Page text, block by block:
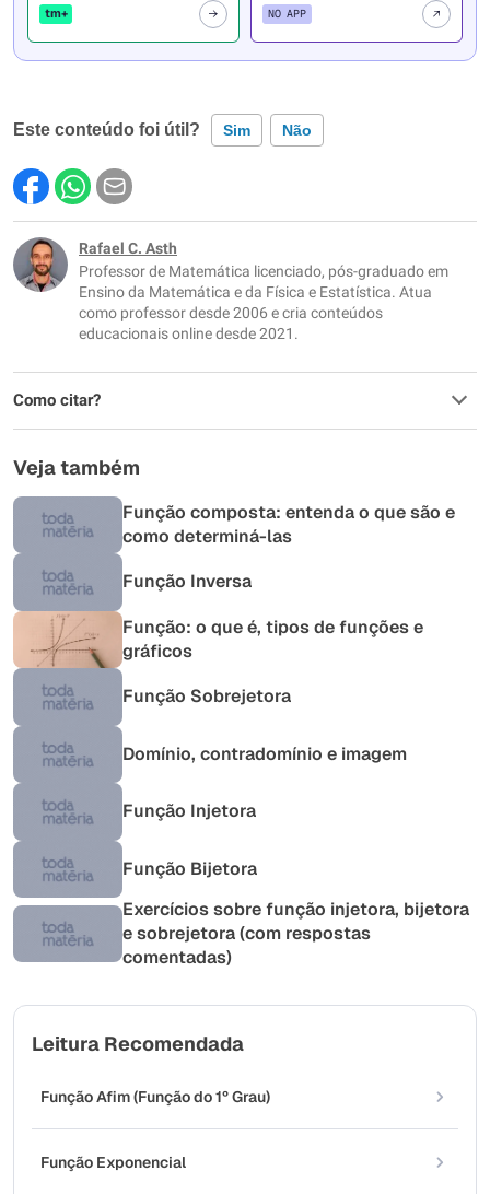
tm+ NO APP
Este conteúdo foi útil? Sim Não
Este conteúdo contém informação incorreta
Este conteúdo não tem a informação que procuro
Outro
Rafael C. Asth
Professor de Matemática licenciado, pós-graduado em
Ensino da Matemática e da Física e Estatística. Atua
como professor desde 2006 e cria conteúdos
educacionais online desde 2021.
Como citar?
Veja também
Função composta: entenda o que são e
como determiná-las
Função Inversa
Função: o que é, tipos de funções e
gráficos
Função Sobrejetora
Domínio, contradomínio e imagem
Função Injetora
Função Bijetora
Exercícios sobre função injetora, bijetora
e sobrejetora (com respostas
comentadas)
Leitura Recomendada
Função Afim (Função do 1º Grau)
Função Exponencial